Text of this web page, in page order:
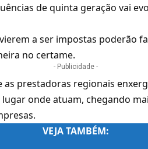
de quinta geração vai
a ser impostas poderão
no certame.
- Publicidade -
as prestadoras regionais
onde atuam, chegando
VEJA TAMBÉM: